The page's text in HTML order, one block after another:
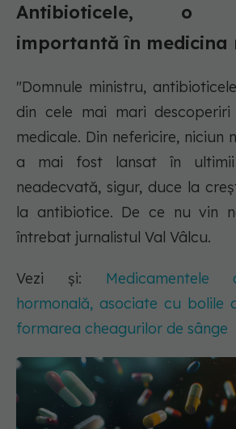
Antibioticele, o
importantă în medicina
"Domnule ministru,
din cele mai mari descoperiri
medicale. Din nefericire, niciun
a mai fost lansat în ultimii
neadecvată, sigur, duce la
la antibiotice. De ce nu vin
întrebat jurnalistul Val Vâlcu.
Vezi și:
hormonală, asociate cu bolile
formarea cheagurilor de sânge